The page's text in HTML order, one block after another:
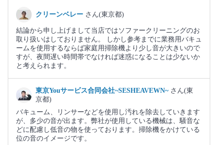
クリーンベレー さん(東京都)
結論から申し上げまして当店ではソファークリーニングのお
取り扱いはしておりません。 しかし参考までに業務用バキュ
ームを使用するならば家庭用掃除機より少し音が大きいので
すが、夜間遅い時間帯でなければ迷惑になることは少ないか
と考えられます。
東京Youサービス合同会社~SESHEAVEWN~ さん(東
京都)
バキューム、リンサーなどを使用し汚れを除去していきます
が、多少の音が出ます。弊社が使用している機械は、騒音な
どに配慮し低音の物を使っております。掃除機をかけている
位の音のイメージです。